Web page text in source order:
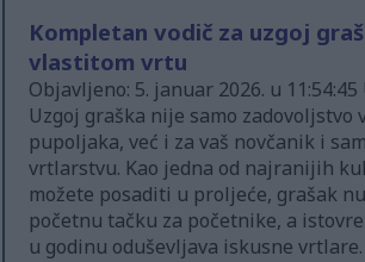
Kompletan vodič za uzgoj
vlastitom vrtu
Objavljeno: 5. januar 2026. u 11:54:45
Uzgoj graška nije samo zadovoljstvo
pupoljaka, već i za vaš novčanik i
vrtlarstvu. Kao jedna od najranijih
možete posaditi u proljeće, grašak
početnu tačku za početnike, a
u godinu oduševljava iskusne